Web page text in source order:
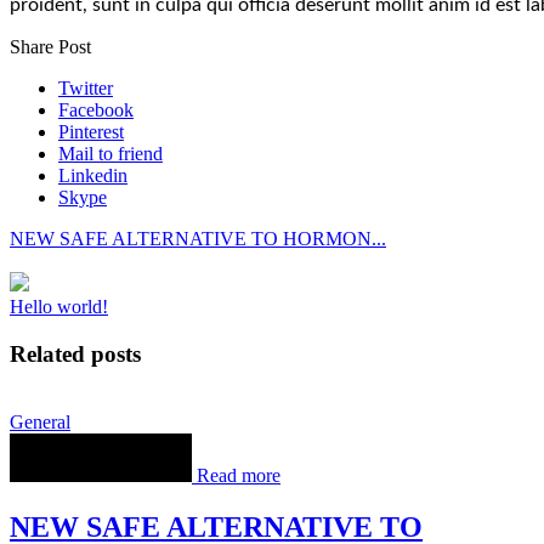
proident, sunt in culpa qui officia deserunt mollit anim id est
Share Post
Twitter
Facebook
Pinterest
Mail to friend
Linkedin
Skype
NEW SAFE ALTERNATIVE TO HORMON...
Hello world!
Related posts
General
Read more
NEW SAFE ALTERNATIVE TO